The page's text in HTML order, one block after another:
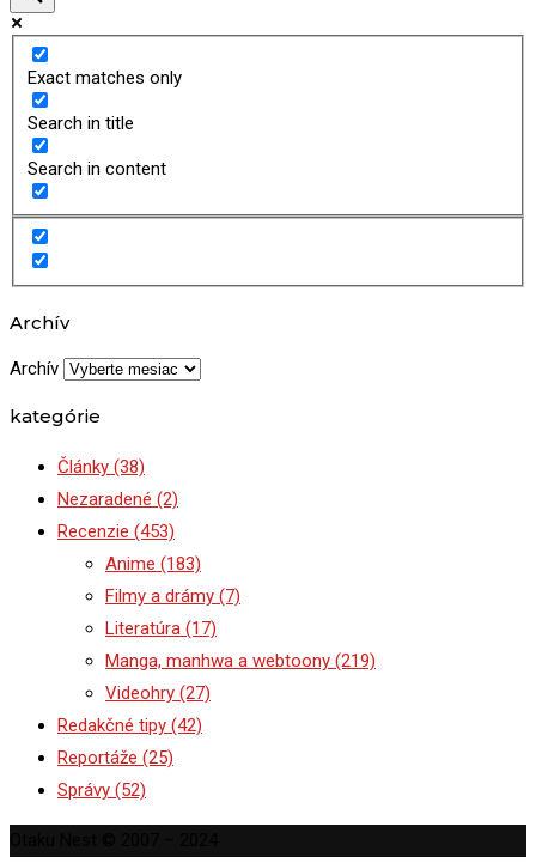
Exact matches only
Search in title
Search in content
Archív
Archív
kategórie
Články (38)
Nezaradené (2)
Recenzie (453)
Anime (183)
Filmy a drámy (7)
Literatúra (17)
Manga, manhwa a webtoony (219)
Videohry (27)
Redakčné tipy (42)
Reportáže (25)
Správy (52)